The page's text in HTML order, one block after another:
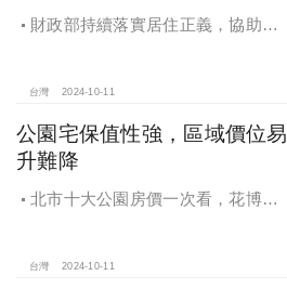
財政部持續落實居住正義，協助經
台灣 2024-10-11
公園宅保值性強，區域價位易
升難降
北市十大公園房價一次看，花博年
台灣 2024-10-11